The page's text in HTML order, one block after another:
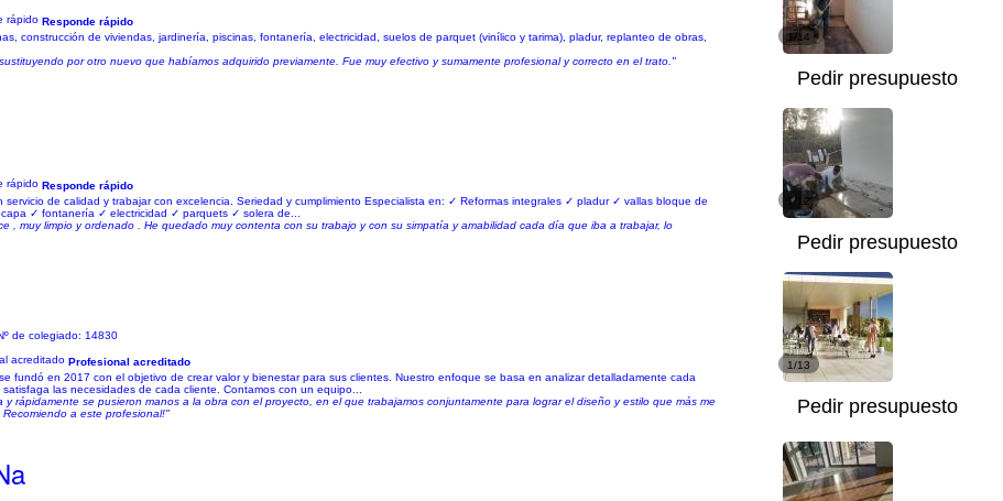
Responde rápido
construcción de viviendas, jardinería, piscinas, fontanería, electricidad, suelos de parquet (vinílico y tarima), pladur, replanteo de obras,
por otro nuevo que habíamos adquirido previamente. Fue muy efectivo y sumamente profesional y correcto en el trato."
1/14
Pedir presupuesto
Responde rápido
de calidad y trabajar con excelencia. Seriedad y cumplimiento Especialista en: ✓ Reformas integrales ✓ pladur ✓ vallas bloque de
✓ fontanería ✓ electricidad ✓ parquets ✓ solera de...
, muy limpio y ordenado . He quedado muy contenta con su trabajo y con su simpatía y amabilidad cada día que iba a trabajar, lo
1/12
Pedir presupuesto
de colegiado: 14830
Profesional acreditado
fundó en 2017 con el objetivo de crear valor y bienestar para sus clientes. Nuestro enfoque se basa en analizar detalladamente cada
las necesidades de cada cliente. Contamos con un equipo...
rápidamente se pusieron manos a la obra con el proyecto, en el que trabajamos conjuntamente para lograr el diseño y estilo que más me
a este profesional!"
1/13
Pedir presupuesto